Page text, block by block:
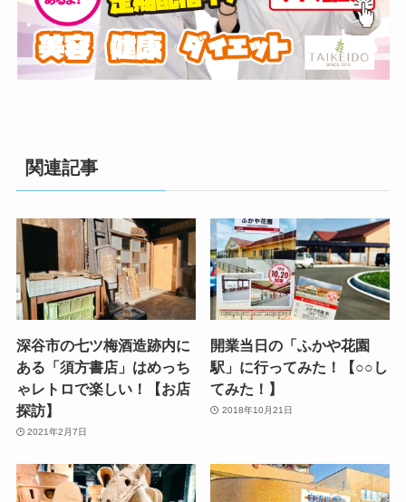
関連記事
深谷市の七ツ梅酒造跡内に
ある「須方書店」はめっち
ゃレトロで楽しい！【お店
探訪】
2021年2月7日
開業当日の「ふかや花園
駅」に行ってみた！【○○し
てみた！】
2018年10月21日